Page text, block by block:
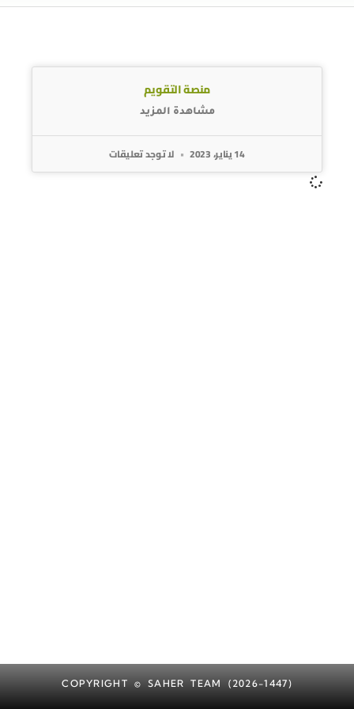
منصة التقويم
مشاهدة المزيد
14 يناير، 2023 لا توجد تعليقات
COPYRIGHT © SAHER TEAM (2026-1447)